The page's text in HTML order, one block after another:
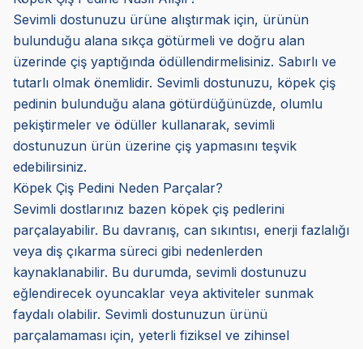
Sevimli dostunuzu ürüne alıştırmak için, ürünün
bulunduğu alana sıkça götürmeli ve doğru alan
üzerinde çiş yaptığında ödüllendirmelisiniz. Sabırlı ve
tutarlı olmak önemlidir. Sevimli dostunuzu, köpek çiş
pedinin bulunduğu alana götürdüğünüzde, olumlu
pekiştirmeler ve ödüller kullanarak, sevimli
dostunuzun ürün üzerine çiş yapmasını teşvik
edebilirsiniz.
Köpek Çiş Pedini Neden Parçalar?
Sevimli dostlarınız bazen köpek çiş pedlerini
parçalayabilir. Bu davranış, can sıkıntısı, enerji fazlalığı
veya diş çıkarma süreci gibi nedenlerden
kaynaklanabilir. Bu durumda, sevimli dostunuzu
eğlendirecek oyuncaklar veya aktiviteler sunmak
faydalı olabilir. Sevimli dostunuzun ürünü
parçalamaması için, yeterli fiziksel ve zihinsel